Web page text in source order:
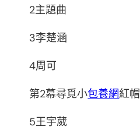
2主題曲
3李楚涵
4周可
第2幕尋覓小包養網紅帽
5王宇葳